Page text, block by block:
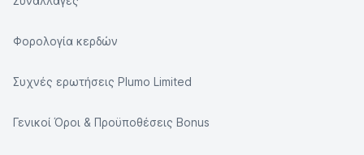
Φορολογία κερδών
Συχνές ερωτήσεις Plumo Limited
Γενικοί Όροι & Προϋποθέσεις Bonus